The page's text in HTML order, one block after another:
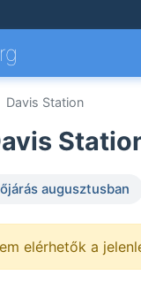
Davis Station
augusztusban
elérhetők a